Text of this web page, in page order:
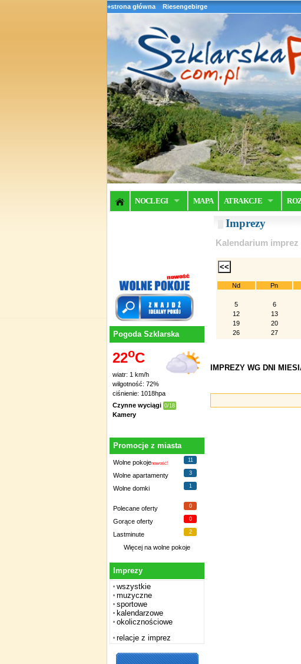
+strona główna Riesengebirge
NOCLEGI MAPA ATRAKCJE
Pogoda Szklarska
22oC
wiatr: 1 km/h
wilgotność: 72%
ciśnienie: 1018hpa
Czynne wyciągi 0/18
Kamery
Promocje z miasta
Wolne pokojenowość!
11
Wolne apartamenty 3
Wolne domki 1
Polecane oferty 0
Gorące oferty 0
Lastminute 2
Więcej na wolne pokoje
Imprezy
wszystkie
muzyczne
sportowe
kalendarzowe
okolicznościowe
relacje z imprez
Imprezy
Kalendarium
Nd Pn
5
6
12
13
19
20
26
27
IMPREZY WG DNI